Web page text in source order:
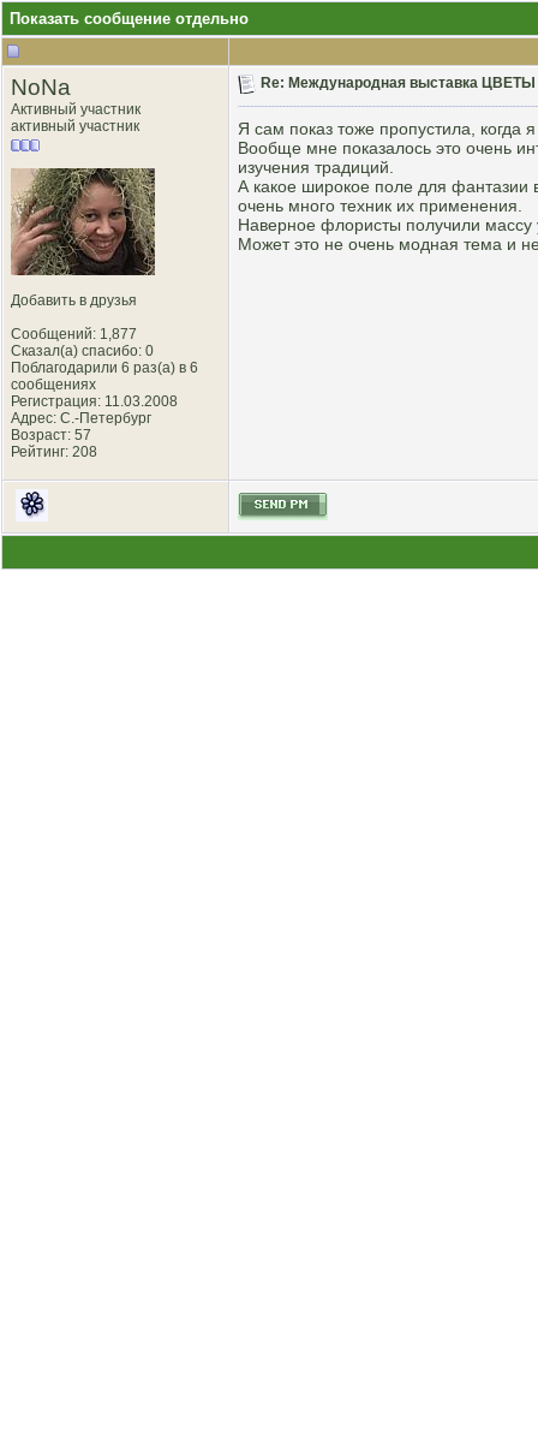
Показать сообщение отдельно
NoNa
Активный участник
активный участник
Добавить в друзья
Сообщений: 1,877
Сказал(а) спасибо: 0
Поблагодарили 6 раз(а) в 6
сообщениях
Регистрация: 11.03.2008
Адрес: С.-Петербург
Возраст: 57
Рейтинг: 208
Re: Международная выставка
Я сам показ тоже пропустила, когда
Вообще мне показалось это очень
изучения традиций.
А какое широкое поле для фантазии
очень много техник их применения.
Наверное флористы получили массу
Может это не очень модная тема и